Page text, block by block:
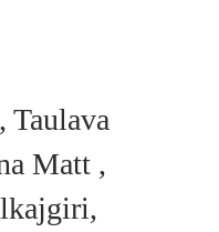
Taulava
Matt ,